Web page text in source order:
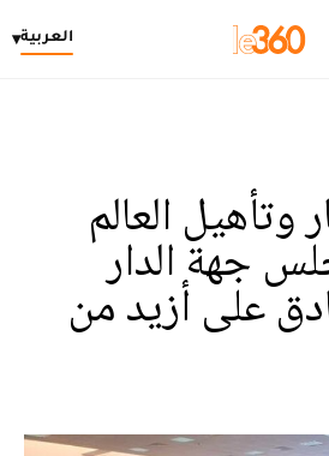
العربية▾
وتأهيل العالم
جهة الدار
على أزيد من